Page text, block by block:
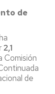
de
2,1
Comisión
de